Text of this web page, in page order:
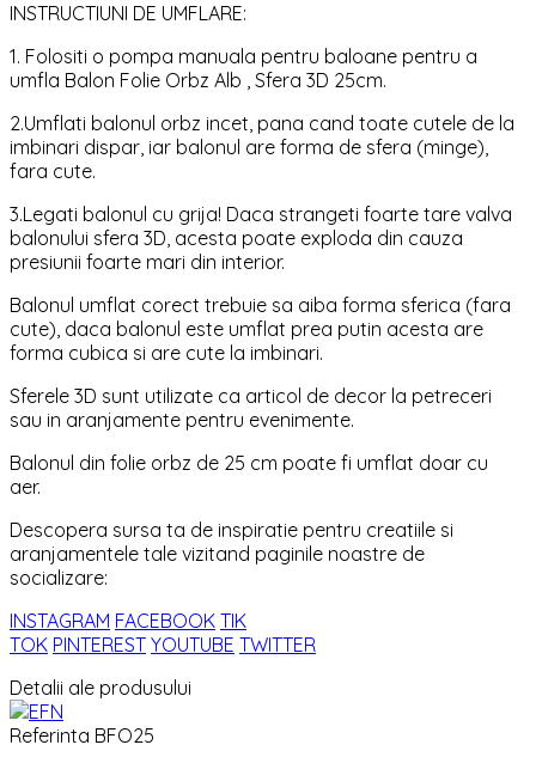
INSTRUCTIUNI DE UMFLARE:
1. Folositi o pompa manuala pentru baloane pentru a
umfla Balon Folie Orbz Alb , Sfera 3D 25cm.
2.Umflati balonul orbz incet, pana cand toate cutele de la
imbinari dispar, iar balonul are forma de sfera (minge),
fara cute.
3.Legati balonul cu grija! Daca strangeti foarte tare valva
balonului sfera 3D, acesta poate exploda din cauza
presiunii foarte mari din interior.
Balonul umflat corect trebuie sa aiba forma sferica (fara
cute), daca balonul este umflat prea putin acesta are
forma cubica si are cute la imbinari.
Sferele 3D sunt utilizate ca articol de decor la petreceri
sau in aranjamente pentru evenimente.
Balonul din folie orbz de 25 cm poate fi umflat doar cu
aer.
Descopera sursa ta de inspiratie pentru creatiile si
aranjamentele tale vizitand paginile noastre de
socializare:
INSTAGRAM FACEBOOK TIK
TOK PINTEREST YOUTUBE TWITTER
Detalii ale produsului
Referinta BFO25